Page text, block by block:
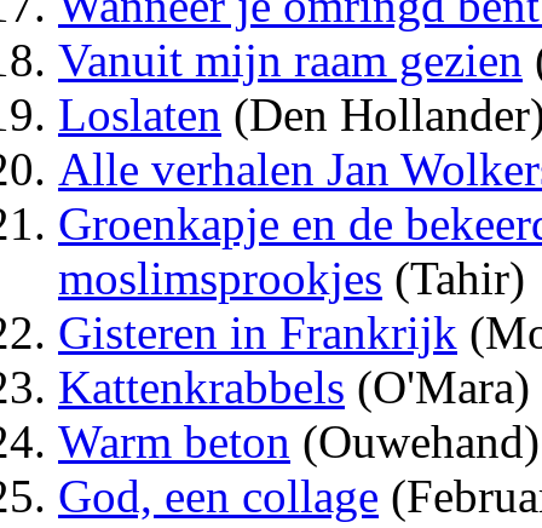
Vanuit mijn raam gezien
Loslaten (Den
Alle verhalen Jan
Groenkapje en de
moslimsprookjes (Tahir)
Gisteren in Frankrijk
Kattenkrabbels (O'Mara)
Warm beton (Ouwehand)
God, een collage